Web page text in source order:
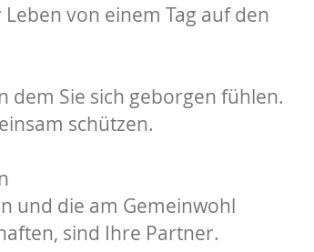
von einem Tag auf den
dem Sie sich geborgen fühlen.
schützen.
und die am Gemeinwohl
sind Ihre Partner.